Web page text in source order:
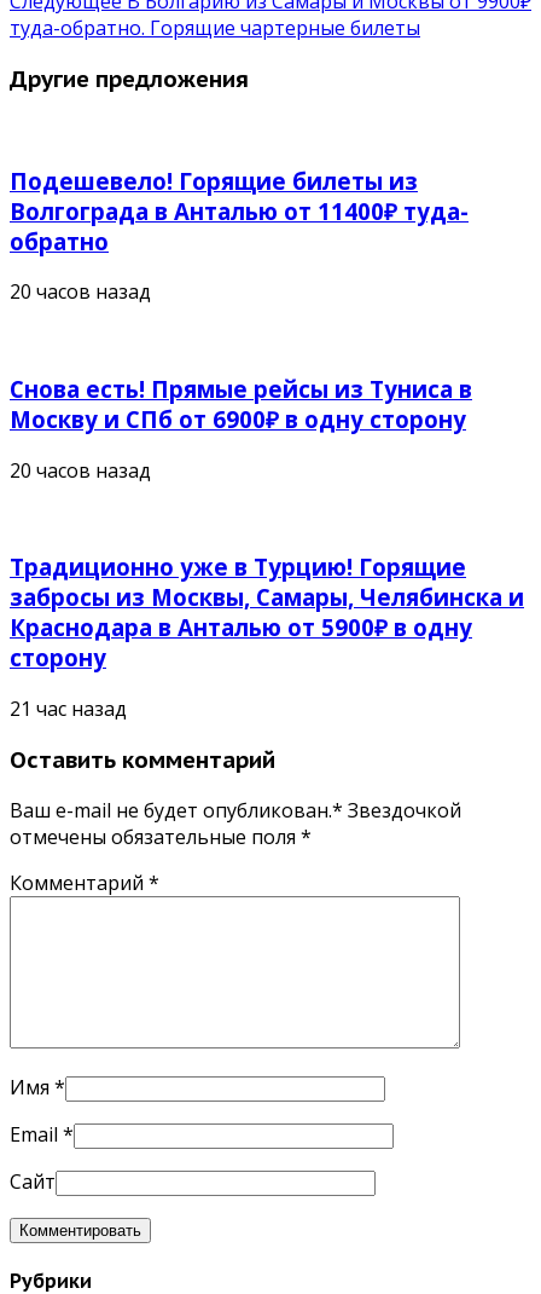
туда-обратно. Горящие чартерные билеты
Другие предложения
Подешевело! Горящие билеты из
Волгограда в Анталью от 11400₽ туда-
обратно
20 часов назад
Снова есть! Прямые рейсы из Туниса в
Москву и СПб от 6900₽ в одну сторону
20 часов назад
Традиционно уже в Турцию! Горящие
забросы из Москвы, Самары, Челябинска и
Краснодара в Анталью от 5900₽ в одну
сторону
21 час назад
Оставить комментарий
Ваш e-mail не будет опубликован.* Звездочкой
отмечены обязательные поля *
Комментарий *
Имя *
Email *
Сайт
Рубрики